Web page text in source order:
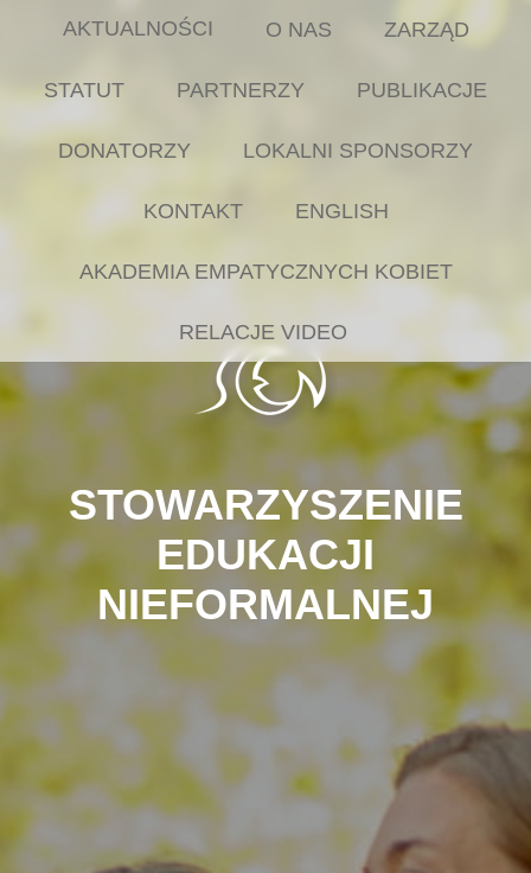
STOWARZYSZENIE
EDUKACJI
NIEFORMALNEJ
AKTUALNOŚCI O NAS ZARZĄD
STATUT PARTNERZY PUBLIKACJE
DONATORZY LOKALNI SPONSORZY
KONTAKT ENGLISH
AKADEMIA EMPATYCZNYCH KOBIET
RELACJE VIDEO